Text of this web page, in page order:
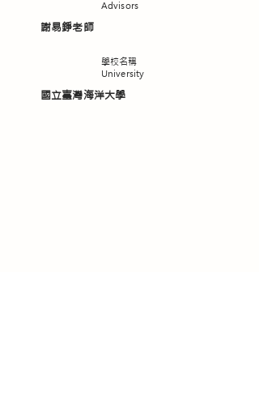
Advisors
謝易錚老師
學校名稱
University
國立臺灣海洋大學